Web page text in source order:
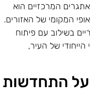
המרכזיים הוא
המקומי של האזורים.
בשילוב עם פיתוח
של העיר,
התחדשות